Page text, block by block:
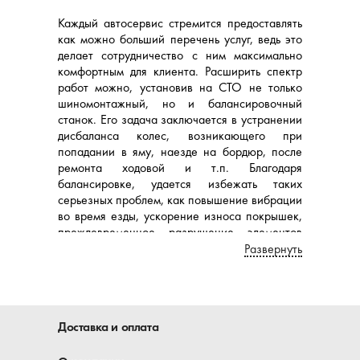
Каждый автосервис стремится предоставлять
как можно больший перечень услуг, ведь это
делает сотрудничество с ним максимально
комфортным для клиента. Расширить спектр
работ можно, установив на СТО не только
шиномонтажный, но и балансировочный
станок. Его задача заключается в устранении
дисбаланса колес, возникающего при
попадании в яму, наезде на бордюр, после
ремонта ходовой и т.п. Благодаря
балансировке, удается избежать таких
серьезных проблем, как повышение вибрации
во время езды, ускорение износа покрышек,
преждевременное разрушение элементов
подвески. Выбирать станки для балансировки
Балансировочные станки для
Развернуть
Доставка и оплата